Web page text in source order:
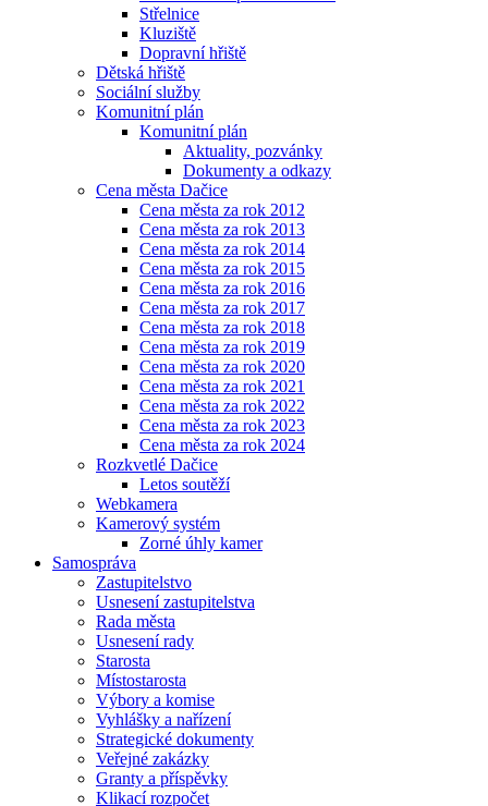
Střelnice
Kluziště
Dopravní hřiště
Dětská hřiště
Sociální služby
Komunitní plán
Komunitní plán
Aktuality, pozvánky
Dokumenty a odkazy
Cena města Dačice
Cena města za rok 2012
Cena města za rok 2013
Cena města za rok 2014
Cena města za rok 2015
Cena města za rok 2016
Cena města za rok 2017
Cena města za rok 2018
Cena města za rok 2019
Cena města za rok 2020
Cena města za rok 2021
Cena města za rok 2022
Cena města za rok 2023
Cena města za rok 2024
Rozkvetlé Dačice
Letos soutěží
Webkamera
Kamerový systém
Zorné úhly kamer
Samospráva
Zastupitelstvo
Usnesení zastupitelstva
Rada města
Usnesení rady
Starosta
Místostarosta
Výbory a komise
Vyhlášky a nařízení
Strategické dokumenty
Veřejné zakázky
Granty a příspěvky
Klikací rozpočet